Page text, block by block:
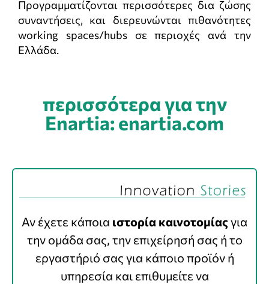
Προγραμματίζονται περισσότερες δια ζώσης
συναντήσεις, και διερευνώνται πιθανότητες
working spaces/hubs σε περιοχές ανά την
Ελλάδα.
περισσότερα για την
Enartia: enartia.com
Αν έχετε κάποια ιστορία καινοτομίας για
την ομάδα σας, την επιχείρησή σας ή το
εργαστήριό σας για κάποιο προϊόν ή
υπηρεσία και επιθυμείτε να